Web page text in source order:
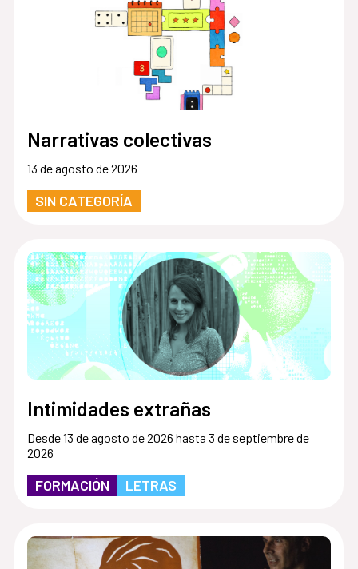
Narrativas colectivas
13 de agosto de 2026
SIN CATEGORÍA
Intimidades extrañas
Desde 13 de agosto de 2026 hasta 3 de septiembre de
2026
FORMACIÓN LETRAS